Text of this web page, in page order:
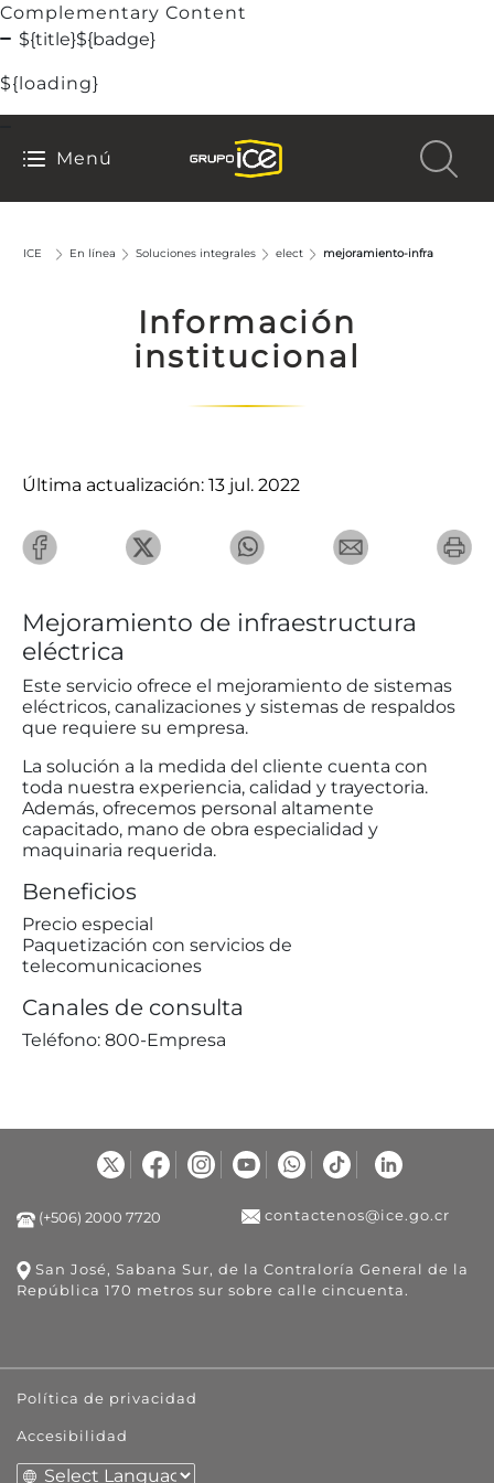
Complementary Content
${title}${badge}
${loading}
Menú
ICE En línea Soluciones integrales elect mejoramiento-infra
Información
institucional
Última actualización: 13 jul. 2022
Mejoramiento de infraestructura
eléctrica
Este servicio ofrece el mejoramiento de sistemas
eléctricos, canalizaciones y sistemas de respaldos
que requiere su empresa.
La solución a la medida del cliente cuenta con
toda nuestra experiencia, calidad y trayectoria.
Además, ofrecemos personal altamente
capacitado, mano de obra especialidad y
maquinaria requerida.
Beneficios
Precio especial
Paquetización con servicios de
telecomunicaciones
Canales de consulta
Teléfono: 800-Empresa
San José, Sabana Sur, de la Contraloría General de la
República 170 metros sur sobre calle cincuenta.
(+506) 2000 7720 contactenos@ice.go.cr
Política de privacidad
Accesibilidad